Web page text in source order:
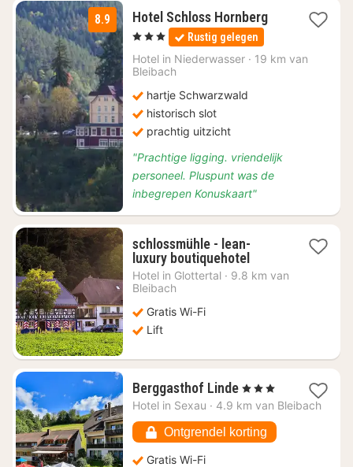
8.9 Hotel Schloss Hornberg3
€
, 3 Sterren Rustig gelegen
Hotel in Niederwasser · 19 km van
Bleibach
hartje Schwarzwald
historisch slot
prachtig uitzicht
"Prachtige ligging. vriendelijk
personeel. Pluspunt was de
inbegrepen Konuskaart"
schlossmühle - lean-
luxury boutiquehotel1
nacht
Hotel in Glottertal · 9.8 km van
Bleibach
Gratis Wi-Fi
Lift
Berggasthof Linde1
nacht
€
124,30
, 3 Sterren
Hotel in Sexau · 4.9 km van Bleibach
Ontgrendel korting
Gratis Wi-Fi